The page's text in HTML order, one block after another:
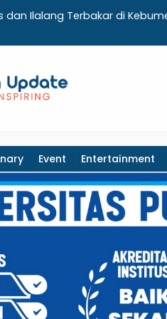
SIJALAK, Disdukcapil
Event Entertainment